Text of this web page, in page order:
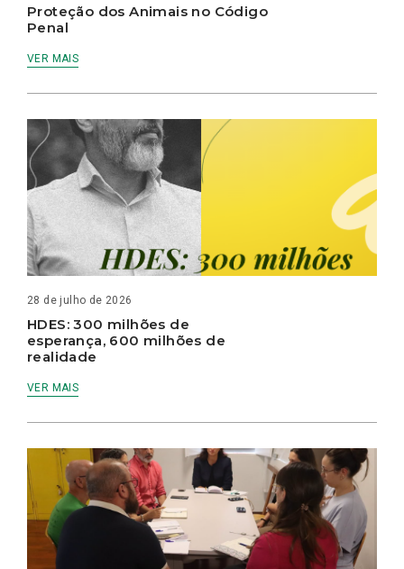
Proteção dos Animais no Código
Penal
VER MAIS
28 de julho de 2026
HDES: 300 milhões de
esperança, 600 milhões de
realidade
VER MAIS